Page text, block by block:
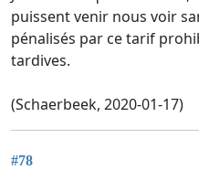
puissent venir nous voir
pénalisés par ce tarif
tardives.
(Schaerbeek, 2020-01-17)
#78